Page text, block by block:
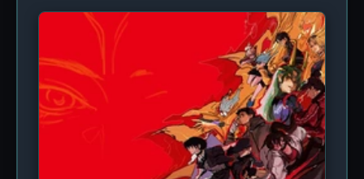
Цзанлин, где сталкивается с леденящей душу
реальностью. Деревня живёт по своим жестоким
законам: раз в несколько лет совет старейшин
выбирает «невесту», которую насильно уводят в
древний храм, посвященный загадочному
божеству Цзанцзунь. Любой, кто пытается
помешать ритуалу, исчезает бесследно, а его имя
вымарывают из всех хроник. По мере
расследования Тао обнаруживает связь между
своим прошлым воплощением и исчезновением